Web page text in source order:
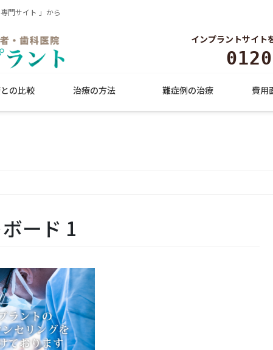
門サイト 」から
インプラントサイト
の比較 治療の方法 難症例の治療 費用
ード 1